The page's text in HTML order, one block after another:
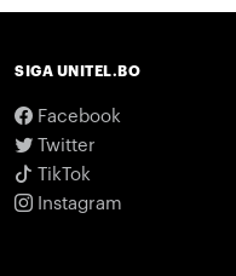
SIGA UNITEL.BO
Facebook
Twitter
TikTok
Instagram